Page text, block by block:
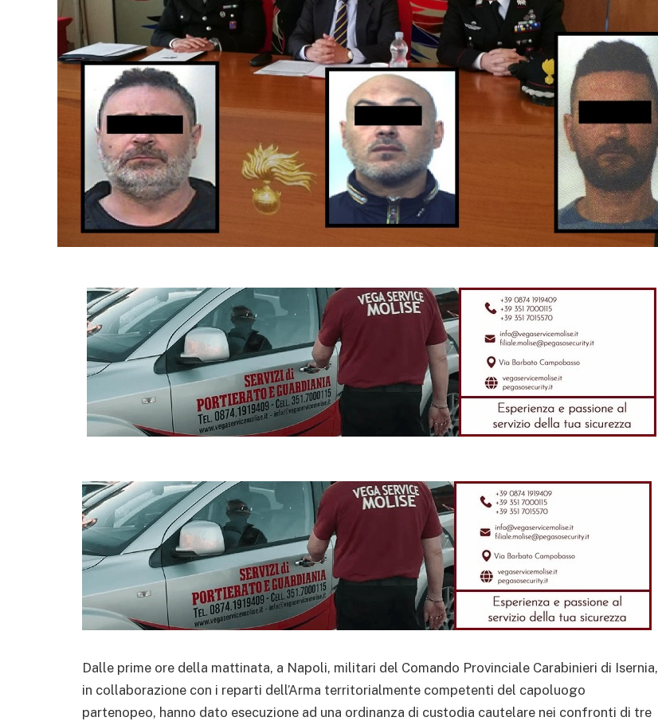
Dalle prime ore della mattinata, a Napoli, militari del Comando Provinciale Carabinieri di Isernia,
in collaborazione con i reparti dell’Arma territorialmente competenti del capoluogo
partenopeo, hanno dato esecuzione ad una ordinanza di custodia cautelare nei confronti di tre